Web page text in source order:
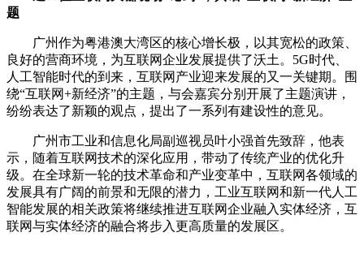
题
广州作为粤港澳大湾区的核心增长极，以其宽松的政策、
良好的营商环境，为互联网企业发展提供了沃土。5G时代、
人工智能时代的到来，互联网产业迎来发展的又一关键期。围
绕“互联网+新经济”的主题，与会嘉宾分别开展了主题演讲，
纷纷表达了新颖的观点，提出了一系列有建设性的意见。
广州市工业和信息化局副巡视员叶小强首先致辞，他表
示，随着互联网技术的深化应用，带动了传统产业的优化升
级。在全球新一轮的技术革命和产业变革中，互联网各领域的
发展具有广阔的前景和无限的潜力，工业互联网和新一代人工
智能发展的相关政策将继续推进互联网企业融入实体经济，互
联网与实体经济的融合将步入更高质量的发展区。